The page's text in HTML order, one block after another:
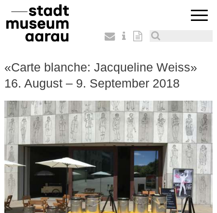
«Carte blanche: Jacqueline Weiss»
16. August – 9. September 2018